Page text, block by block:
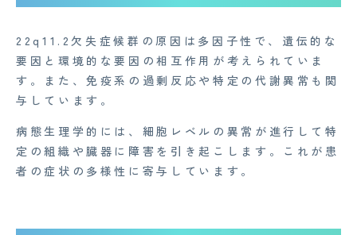
22q11.2欠失症候群の原因は多因子性で、遺伝的な
要因と環境的な要因の相互作用が考えられていま
す。また、免疫系の過剰反応や特定の代謝異常も関
与しています。
病態生理学的には、細胞レベルの異常が進行して特
定の組織や臓器に障害を引き起こします。これが患
者の症状の多様性に寄与しています。